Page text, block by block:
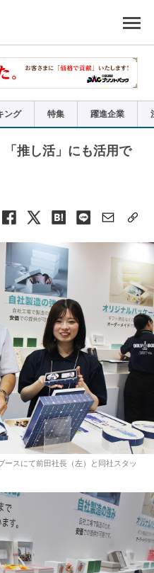
ング 特集 躍進企業
推し活」にも活用で
ースにて前田社長（左）と同社スタッ